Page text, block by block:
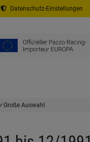
Datenschutz-Einstellungen
Große Auswahl